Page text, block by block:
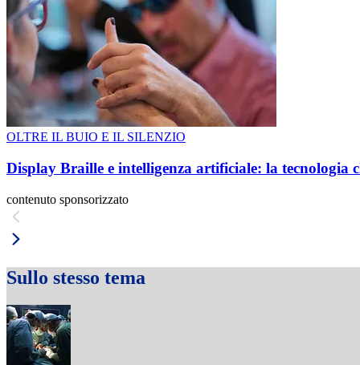
OLTRE IL BUIO E IL SILENZIO
Display Braille e intelligenza artificiale: la tecnologia
contenuto sponsorizzato
Sullo stesso tema